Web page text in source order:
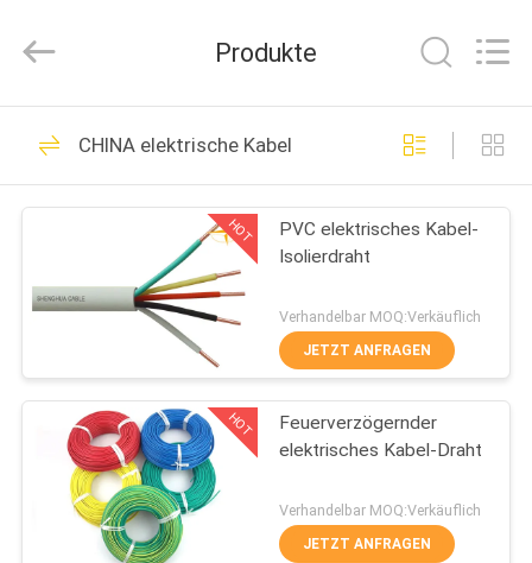
STARTSEITE
PRODUKTE
VIDEOS
SHOW
ÜBER
(Group)
Rights
VPE-isolierte
Stromkabel
306
gepanzertes
elektrisches Kabel
244
Produkte
CHINA elektrische Kabel
HOT
PVC elektrisches Kabel-
Isolierdraht
Verhandelbar MOQ:Verkäuflich
JETZT ANFRAGEN
HOT
Feuerverzögernder
elektrisches Kabel-Draht
Verhandelbar MOQ:Verkäuflich
JETZT ANFRAGEN